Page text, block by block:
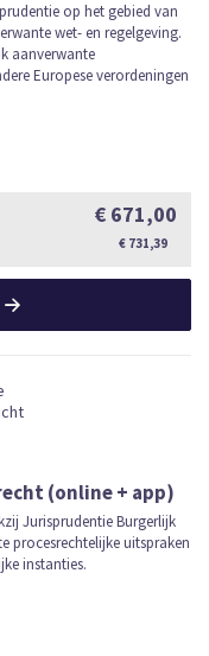
op het gebied van
wet- en regelgeving.
aanverwante
Europese verordeningen
€ 671,00
€ 731,39
(online + app)
Jurisprudentie Burgerlijk
procesrechtelijke uitspraken
instanties.